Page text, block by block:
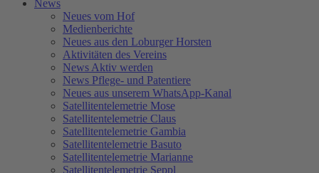
News
Neues vom Hof
Medienberichte
Neues aus den Loburger Horsten
Aktivitäten des Vereins
News Aktiv werden
News Pflege- und Patentiere
Neues aus unserem WhatsApp-Kanal
Satellitentelemetrie Mose
Satellitentelemetrie Claus
Satellitentelemetrie Gambia
Satellitentelemetrie Basuto
Satellitentelemetrie Marianne
Satellitentelemetrie Seppl